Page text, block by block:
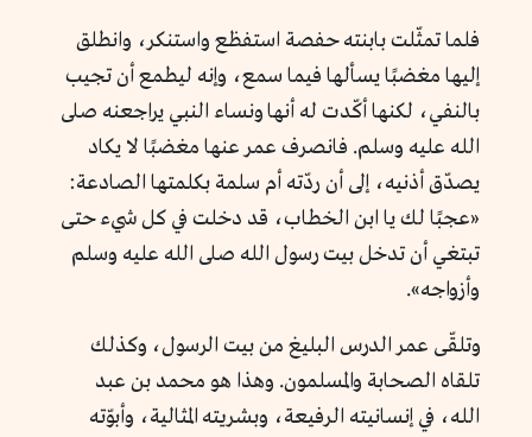
فلما تمثّلت بابنته حفصة استفظع واستنكر، وانطلق
إليها مغضبًا يسألها فيما سمع، وإنه ليطمع أن تجيب
بالنفي، لكنها أكّدت له أنها ونساء النبي يراجعنه صلى
الله عليه وسلم. فانصرف عمر عنها مغضبًا لا يكاد
يصدّق أذنيه، إلى أن ردّته أم سلمة بكلمتها الصادعة:
«عجبًا لك يا ابن الخطاب، قد دخلت في كل شيء حتى
تبتغي أن تدخل بيت رسول الله صلى الله عليه وسلم
وأزواجه».
وتلقّى عمر الدرس البليغ من بيت الرسول، وكذلك
تلقاه الصحابة والمسلمون. وهذا هو محمد بن عبد
الله، في إنسانيته الرفيعة، وبشريته المثالية، وأبوّته